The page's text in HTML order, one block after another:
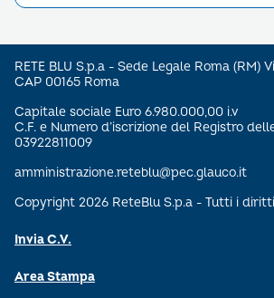
RETE BLU S.p.a - Sede Legale Roma (RM)
CAP 00165 Roma
Capitale sociale Euro 6.980.000,00 i.v
C.F. e Numero d’iscrizione del Registro
03922811009
amministrazione.reteblu@pec.glauco.it
Copyright 2026 ReteBlu S.p.a - Tutti i
Invia C.V.
Area Stampa